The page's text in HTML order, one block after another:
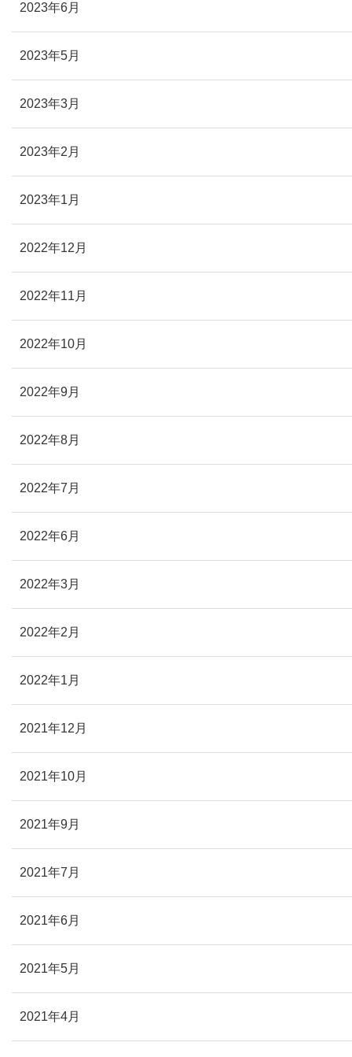
2023年6月
2023年5月
2023年3月
2023年2月
2023年1月
2022年12月
2022年11月
2022年10月
2022年9月
2022年8月
2022年7月
2022年6月
2022年3月
2022年2月
2022年1月
2021年12月
2021年10月
2021年9月
2021年7月
2021年6月
2021年5月
2021年4月